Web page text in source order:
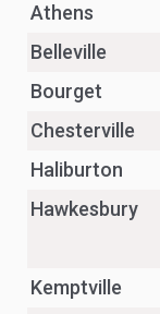
Athens
Belleville
Bourget
Chesterville
Haliburton
Hawkesbury
Kemptville